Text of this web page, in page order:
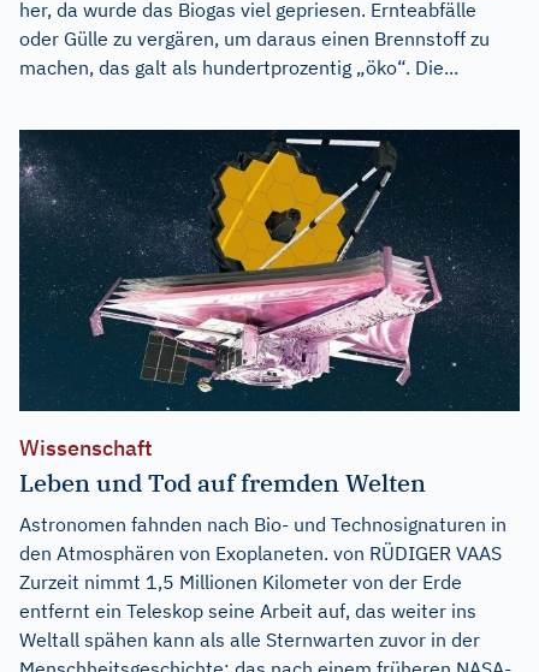
her, da wurde das Biogas viel gepriesen. Ernteabfälle
oder Gülle zu vergären, um daraus einen Brennstoff zu
machen, das galt als hundertprozentig „öko“. Die...
Wissenschaft
Leben und Tod auf fremden Welten
Astronomen fahnden nach Bio- und Technosignaturen in
den Atmosphären von Exoplaneten. von RÜDIGER VAAS
Zurzeit nimmt 1,5 Millionen Kilometer von der Erde
entfernt ein Teleskop seine Arbeit auf, das weiter ins
Weltall spähen kann als alle Sternwarten zuvor in der